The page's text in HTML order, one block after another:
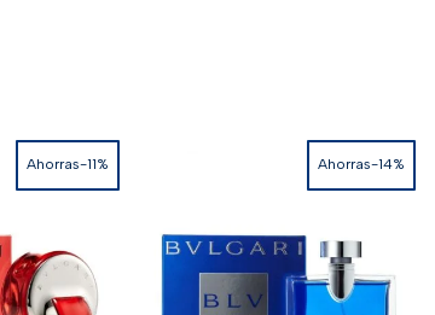
Ahorras-11% Ahorras-14%